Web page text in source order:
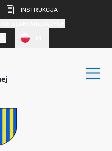
INSTRUKCJA